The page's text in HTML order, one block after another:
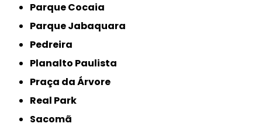
Parque Cocaia
Parque Jabaquara
Pedreira
Planalto Paulista
Praça da Árvore
Real Park
Sacomã